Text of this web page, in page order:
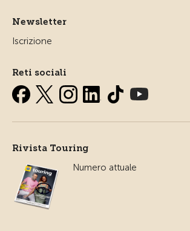
Newsletter
Iscrizione
Reti sociali
Rivista Touring
Numero attuale